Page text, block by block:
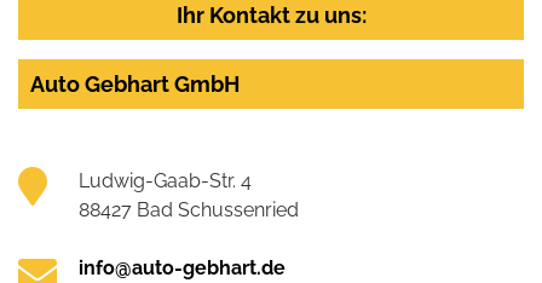
Ihr Kontakt zu uns:
Auto Gebhart GmbH
Ludwig-Gaab-Str. 4
88427 Bad Schussenried
info@auto-gebhart.de